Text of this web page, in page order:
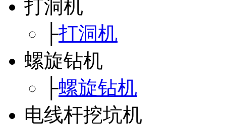
打洞机
├打洞机
螺旋钻机
├螺旋钻机
电线杆挖坑机